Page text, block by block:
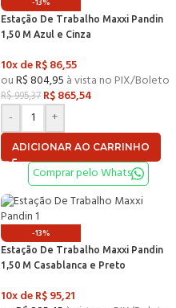
Estação De Trabalho Maxxi Pandin
1,50 M Azul e Cinza
10x deR$86,55
ouR$804,95 à vista no PIX/Boleto
R$995,37 R$865,54
-
+
ADICIONAR AO CARRINHO
Comprar pelo Whats
-13%
Estação De Trabalho Maxxi Pandin
1,50 M Casablanca e Preto
10x deR$95,21